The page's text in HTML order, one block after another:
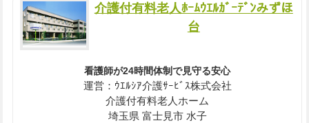
介護付有料老人ﾎｰﾑｳｴﾙｶﾞｰﾃﾞﾝみずほ
台
看護師が24時間体制で見守る安心
運営：ｳｴﾙｼｱ介護ｻｰﾋﾞｽ株式会社
介護付有料老人ホーム
埼玉県 富士見市 水子